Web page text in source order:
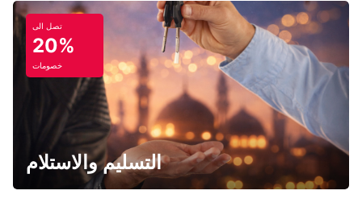
تصل الى
20%
خصومات
التسليم والاستلام